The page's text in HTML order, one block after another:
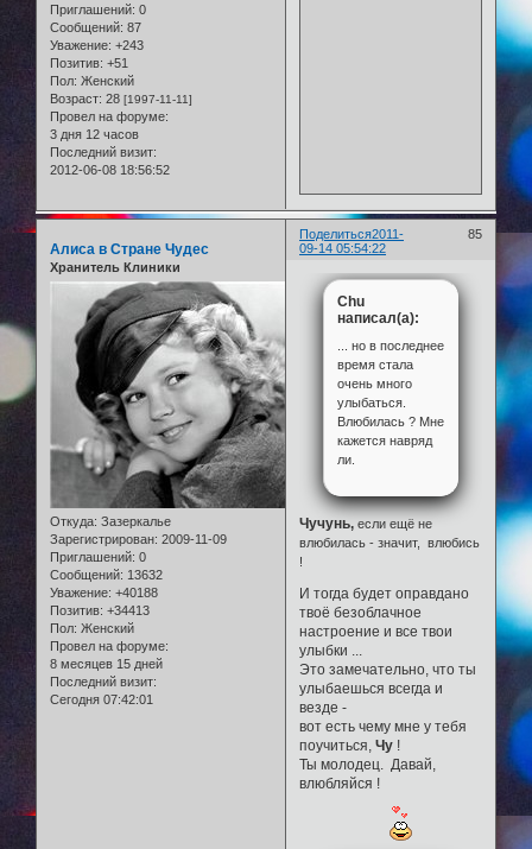
Приглашений: 0
Сообщений: 87
Уважение: +243
Позитив: +51
Пол: Женский
Возраст: 28 [1997-11-11]
Провел на форуме:
3 дня 12 часов
Последний визит:
2012-06-08 18:56:52
Поделиться 85
2011-
09-14 05:54:22
Алиса в Стране Чудес
Хранитель Клиники
Откуда: Зазеркалье
Зарегистрирован: 2009-11-09
Приглашений: 0
Сообщений: 13632
Уважение: +40188
Позитив: +34413
Пол: Женский
Провел на форуме:
8 месяцев 15 дней
Последний визит:
Сегодня 07:42:01
Chu
написал(а):
... но в последнее
время стала
очень много
улыбаться.
Влюбилась ? Мне
кажется навряд
ли.
Чучунь, если ещё не
влюбилась - значит, влюбись
!
И тогда будет оправдано
твоё безоблачное
настроение и все твои
улыбки ...
Это замечательно, что ты
улыбаешься всегда и
везде -
вот есть чему мне у тебя
поучиться, Чу !
Ты молодец. Давай,
влюбляйся !